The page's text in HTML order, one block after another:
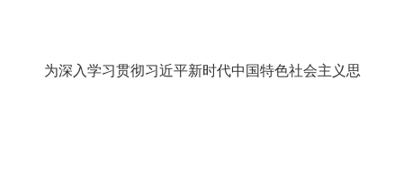
为深入学习贯彻习近平新时代中国特色社会主义思